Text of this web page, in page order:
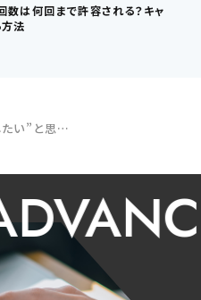
は何回まで許容される？キャ
法
外資系企業の面接官が”採用したい”と思う実績とは？